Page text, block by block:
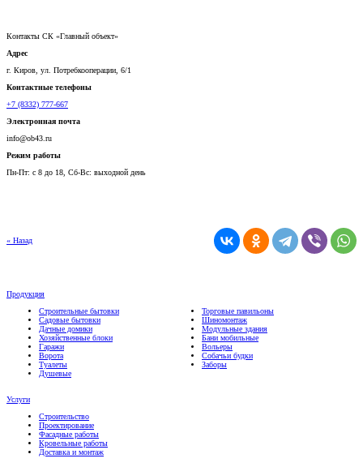
Контакты СК «Главный объект»
Адрес
г. Киров, ул. Потребкооперации, 6/1
Контактные телефоны
+7 (8332) 777-667
Электронная почта
info@ob43.ru
Режим работы
Пн-Пт: с 8 до 18, Сб-Вс: выходной день
« Назад
Продукция
Строительные бытовки
Садовые бытовки
Дачные домики
Хозяйственные блоки
Гаражи
Ворота
Туалеты
Душевые
Торговые павильоны
Шиномонтаж
Модульные здания
Бани мобильные
Вольеры
Собачьи будки
Заборы
Услуги
Строительство
Проектирование
Фасадные работы
Кровельные работы
Доставка и монтаж